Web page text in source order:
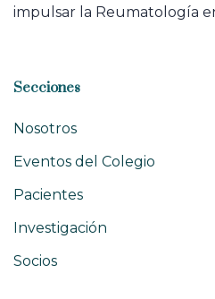
impulsar la Reumatología
Secciones
Nosotros
Eventos del Colegio
Pacientes
Investigación
Socios